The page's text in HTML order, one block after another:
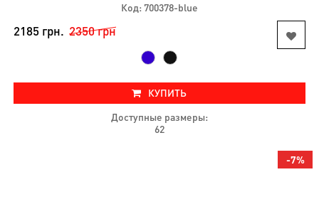
Код: 700378-blue
2185 грн. 2350 грн
КУПИТЬ
Доступные размеры:
62
-7%